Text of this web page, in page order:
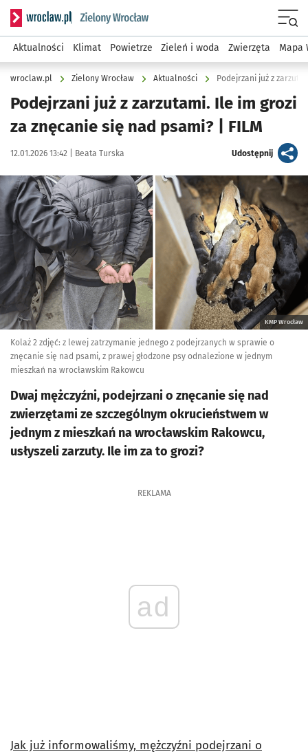
Serwis informacyjny wroclaw.pl podserwis: Środowisko we
Aktualności Klimat Powietrze Zieleń i woda Zwierzęta Mapa
wroclaw.pl Zielony Wrocław Aktualności Podejrzani już z
Podejrzani już z zarzutami. Ile im grozi
za znęcanie się nad psami? | FILM
Data publikacji:
12.01.2026 13:42 | Autor:
Beata Turska Udostępnijartykuł
Kliknij, aby powiększyć
KMP Wrocław
Kolaż 2 zdjęć: z lewej zatrzymanie jednego z podejrzanych w sprawie o
znęcanie się nad psami, z prawej głodzone psy odnalezione w jednym
mieszkań na wrocławskim Rakowcu
Dwaj mężczyźni, podejrzani o znęcanie się nad
zwierzętami ze szczególnym okrucieństwem w
jednym z mieszkań na wrocławskim Rakowcu,
usłyszeli zarzuty. Ile im za to grozi?
REKLAMA
ad
Jak już informowaliśmy, mężczyźni podejrzani o